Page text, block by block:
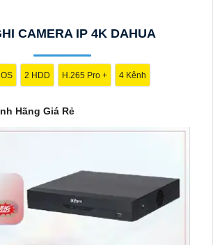
ngại trải nghiệm sự ổn định và chất lượng
Dahua chính hãng với mức giá vô cùng
CAMERA IP 4K DAHUA
2 HDD H.265 Pro + 4 Kênh
Hãng Giá Rẻ